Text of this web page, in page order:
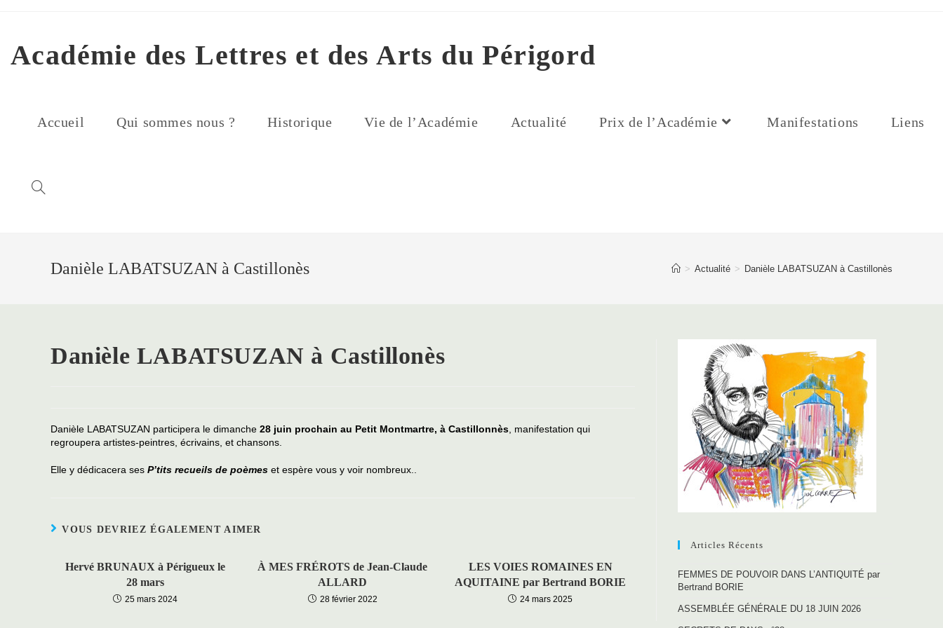
Académie des Lettres et des Arts du Périgord
Accueil Qui sommes nous ? Historique Vie de l’Académie Actualité Prix de l’Académie Manifestations Liens
Danièle LABATSUZAN à Castillonès > Actualité > Danièle LABATSUZAN à Castillonès
Danièle LABATSUZAN à Castillonès
Danièle LABATSUZAN participera le dimanche 28 juin prochain au Petit Montmartre, à Castillonnès , manifestation qui
regroupera artistes-peintres, écrivains, et chansons.
Elle y dédicacera ses P’tits recueils de poèmes et espère vous y voir nombreux..
VOUS DEVRIEZ ÉGALEMENT AIMER
Hervé BRUNAUX à Périgueux le
28 mars
25 mars 2024
À MES FRÉROTS de Jean-Claude
ALLARD
28 février 2022
LES VOIES ROMAINES EN
AQUITAINE par Bertrand BORIE
24 mars 2025
Articles Récents
FEMMES DE POUVOIR DANS L’ANTIQUITÉ par
Bertrand BORIE
ASSEMBLÉE GÉNÉRALE DU 18 JUIN 2026